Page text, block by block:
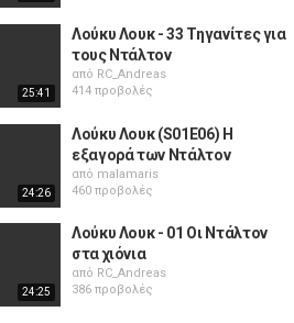
25:41
Λούκυ Λουκ - 33 Τηγανίτες για
τους Ντάλτον
από RC_Andreas
414 προβολές
24:26
Λούκυ Λουκ (S01E06) Η
εξαγορά των Ντάλτον
από malamaris
460 προβολές
24:25
Λούκυ Λουκ - 01 Οι Ντάλτον
στα χιόνια
από RC_Andreas
386 προβολές